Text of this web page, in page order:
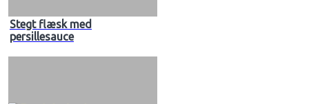
Stegt flæsk med
persillesauce